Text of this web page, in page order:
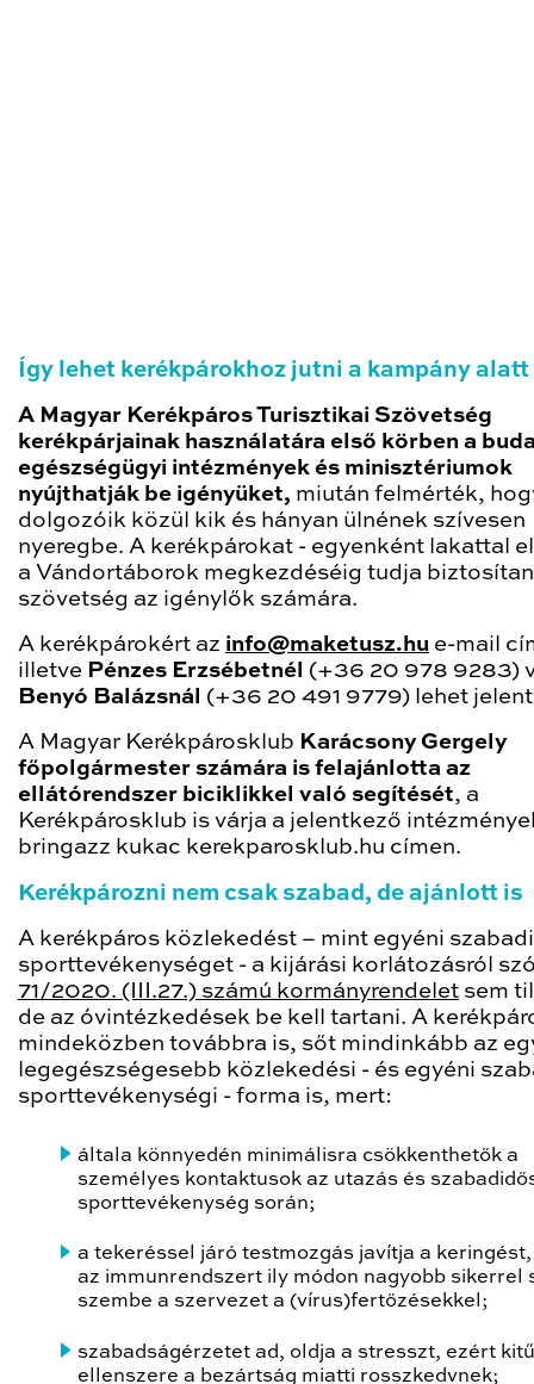
Így lehet kerékpárokhoz jutni a kampány alatt
A Magyar Kerékpáros Turisztikai Szövetség
kerékpárjainak használatára első körben a
egészségügyi intézmények és minisztériumok
nyújthatják be igényüket, miután felmérték,
dolgozóik közül kik és hányan ülnének szívesen
nyeregbe. A kerékpárokat - egyenként lakattal
a Vándortáborok megkezdéséig tudja
szövetség az igénylők számára.
A kerékpárokért az info@maketusz.hu e-mail
illetve Pénzes Erzsébetnél
(+36 20 978 9283)
Benyó Balázsnál
(+36 20 491 9779) lehet
A Magyar Kerékpárosklub Karácsony Gergely
főpolgármester számára is felajánlotta az
ellátórendszer biciklikkel való segítését, a
Kerékpárosklub is várja a jelentkező
bringazz kukac kerekparosklub.hu címen.
Kerékpározni nem csak szabad, de ajánlott is
A kerékpáros közlekedést – mint egyéni
sporttevékenységet - a kijárási korlátozásról
71/2020. (III.27.) számú kormányrendelet sem
de az óvintézkedések be kell tartani. A
mindeközben továbbra is, sőt mindinkább az
legegészségesebb közlekedési - és egyéni
sporttevékenységi - forma is, mert:
általa könnyedén minimálisra csökkenthetők a
személyes kontaktusok az utazás és
sporttevékenység során;
a tekeréssel járó testmozgás javítja a
az immunrendszert ily módon nagyobb sikerrel
szembe a szervezet a (vírus)fertőzésekkel;
szabadságérzetet ad, oldja a stresszt, ezért
ellenszere a bezártság miatti rosszkedvnek;